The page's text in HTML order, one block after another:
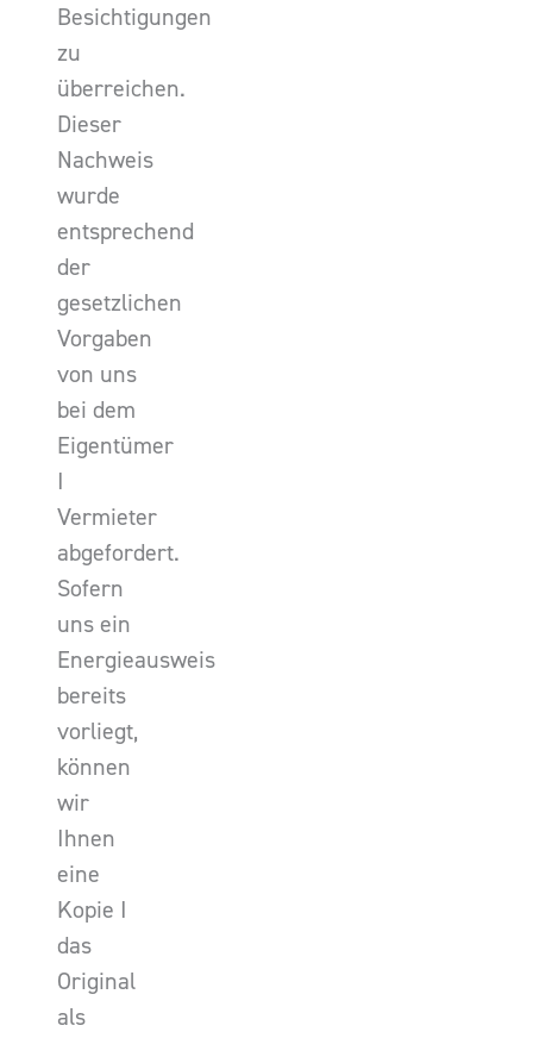
Besichtigungen
zu
überreichen.
Dieser
Nachweis
wurde
entsprechend
der
gesetzlichen
Vorgaben
von uns
bei dem
Eigentümer
I
Vermieter
abgefordert.
Sofern
uns ein
Energieausweis
bereits
vorliegt,
können
wir
Ihnen
eine
Kopie I
das
Original
als